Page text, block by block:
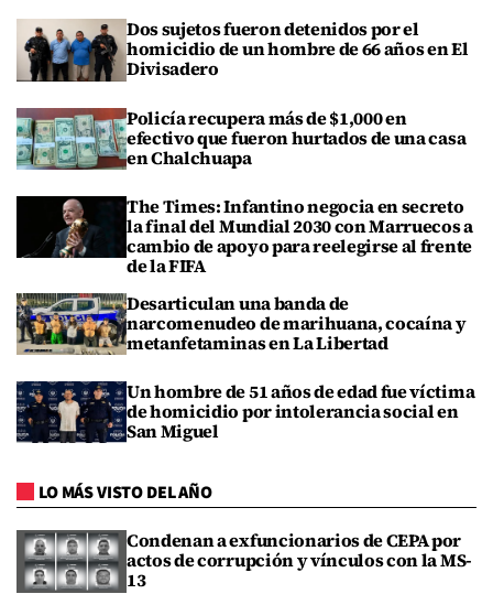
Dos sujetos fueron detenidos por el
homicidio de un hombre de 66 años en El
Divisadero
Policía recupera más de $1,000 en
efectivo que fueron hurtados de una casa
en Chalchuapa
The Times: Infantino negocia en secreto
la final del Mundial 2030 con Marruecos a
cambio de apoyo para reelegirse al frente
de la FIFA
Desarticulan una banda de
narcomenudeo de marihuana, cocaína y
metanfetaminas en La Libertad
Un hombre de 51 años de edad fue víctima
de homicidio por intolerancia social en
San Miguel
LO MÁS VISTO DEL AÑO
Condenan a exfuncionarios de CEPA por
actos de corrupción y vínculos con la MS-
13